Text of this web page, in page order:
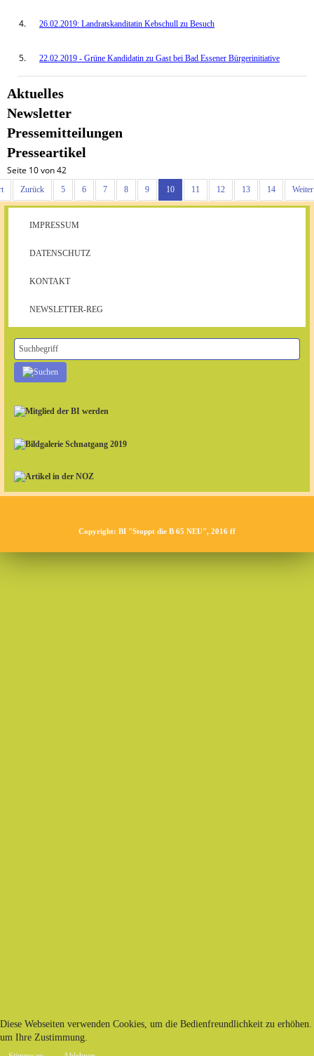
26.02.2019: Landratskanditatin Kebschull zu Besuch
22.02.2019 - Grüne Kandidatin zu Gast bei Bad Essener Bürgerinitiative
Aktuelles
Newsletter
Pressemitteilungen
Presseartikel
Seite 10 von 42
Zurück 5 6 7 8 9 10 11 12 13 14 Weiter
IMPRESSUM
DATENSCHUTZ
KONTAKT
NEWSLETTER-REG
Copyright: BI "Stoppt die B 65 NEU", 2016 ff
Diese Webseiten verwenden Cookies, um die Bedienfreundlichkeit zu
um Ihre Zustimmung.